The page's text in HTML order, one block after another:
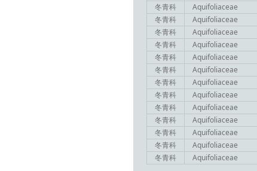
冬青科
Aquifoliaceae
冬青科
Aquifoliaceae
冬青科
Aquifoliaceae
冬青科
Aquifoliaceae
冬青科
Aquifoliaceae
冬青科
Aquifoliaceae
冬青科
Aquifoliaceae
冬青科
Aquifoliaceae
冬青科
Aquifoliaceae
冬青科
Aquifoliaceae
冬青科
Aquifoliaceae
冬青科
Aquifoliaceae
冬青科
Aquifoliaceae